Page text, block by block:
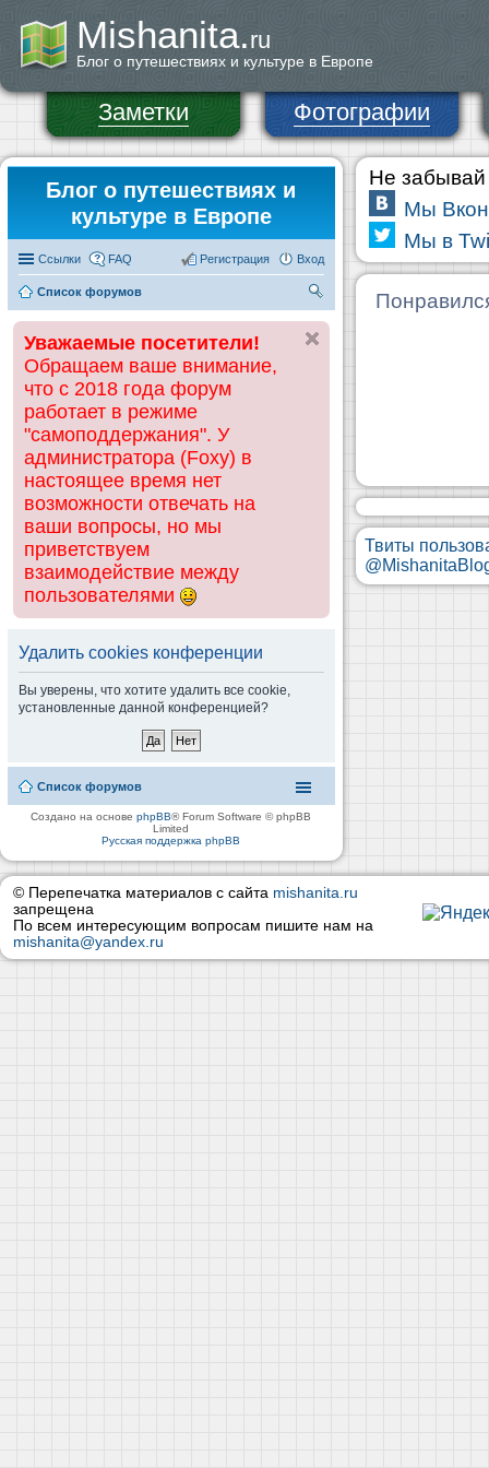
Mishanita.ru
Блог о путешествиях и культуре в Европе
Заметки Фотографии
Блог о путешествиях и
культуре в Европе
Ссылки FAQ Вход
Регистрация
Список форумов
ск
Уважаемые посетители!
Обращаем ваше внимание,
что с 2018 года форум
работает в режиме
"самоподдержания". У
администратора (Foxy) в
настоящее время нет
возможности отвечать на
ваши вопросы, но мы
приветствуем
взаимодействие между
пользователями
Удалить cookies конференции
Вы уверены, что хотите удалить все cookie,
установленные данной конференцией?
Список форумов
Создано на основеphpBB® Forum Software © phpBB
Limited
Русская поддержка phpBB
Не забывай
Мы
Мы в
Твиты
© Перепечатка материалов с сайта mishanita.ru
запрещена
По всем интересующим вопросам пишите нам на
mishanita@yandex.ru